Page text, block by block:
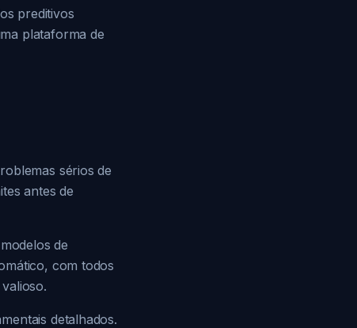
preditivos
plataforma de
sérios de
antes de
de
com todos
detalhados.